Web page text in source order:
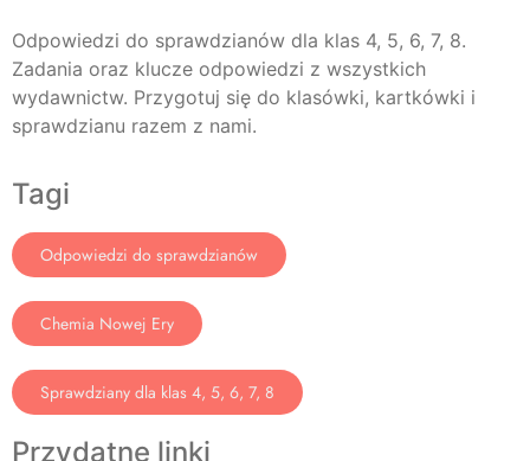
Odpowiedzi do sprawdzianów dla klas 4, 5, 6, 7, 8.
Zadania oraz klucze odpowiedzi z wszystkich
wydawnictw. Przygotuj się do klasówki, kartkówki i
sprawdzianu razem z nami.
Tagi
Odpowiedzi do sprawdzianów
Chemia Nowej Ery
Sprawdziany dla klas 4, 5, 6, 7, 8
Przydatne linki